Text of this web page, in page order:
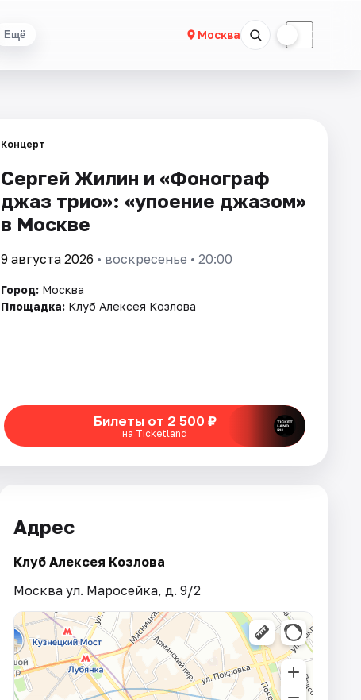
Ещё Москва ☾
Концерт
Сергей Жилин и «Фонограф
джаз трио»: «упоение джазом»
в Москве
9 августа 2026 • воскресенье • 20:00
Город: Москва
Площадка: Клуб Алексея Козлова
Билеты от 2 500 ₽
на Ticketland
Адрес
Клуб Алексея Козлова
Москва ул. Маросейка, д. 9/2